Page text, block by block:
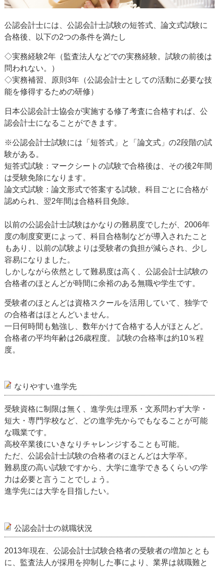
公認会計士には、公認会計士試験の短答式、論文式試験に
合格後、以下の2つの条件を満たし
◇実務経験2年（監査法人などでの実務経験。試験の前後は
問われない。）
◇実務補習、原則3年（公認会計士としての活動に必要な技
能を修得するための研修）
日本公認会計士協会が実施する修了考査に合格すれば、公
認会計士になることができます。
※公認会計士試験には「短答式」と「論文式」の2段階の試
験がある。
短答式試験：マークシートの試験で合格後は、その後2年間
は受験免除になります。
論文式試験：論文形式で答案する試験。科目ごとに合格が
認められ、翌2年間は合格科目免除。
以前の公認会計士試験はかなりの難易度でしたが、2006年
度の制度変更によって、科目合格制などが導入されたこと
もあり、以前の試験よりは受験者の負担が減らされ、少し
容易になりました。
しかしながら依然として難易度は高く、公認会計士試験の
合格者のほとんどが時間に余裕のある無職や学生です。
受験者のほとんどは資格スクールを活用していて、独学で
の合格者はほとんどいません。
一日何時間も勉強し、数年かけて合格する人がほとんど。
合格者の平均年齢は26歳程度。 試験の合格率は約10％程
度。
なりやすい進学先
受験資格に制限は無く、進学先は理系・文系問わず大学・
短大・専門学校など、どの進学先からでもなることが可能
な職業です。
高校卒業後にいきなりチャレンジすることも可能。
ただ、公認会計士試験の合格者のほとんどは大学卒。
難易度の高い試験ですから、大学に進学できるくらいの学
力は必要と言うことでしょう。
進学先には大学を目指したい。
公認会計士の就職状況
2013年現在、公認会計士試験合格者の受験者の増加ととも
に、監査法人が採用を抑制した事により、業界は就職難と